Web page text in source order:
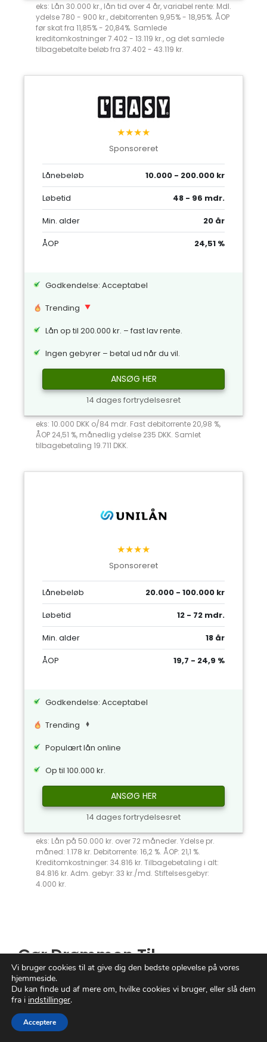
eks: Lån 30.000 kr., lån tid over 4 år, variabel rente: Mdl.
ydelse 780 - 900 kr., debitorrenten 9,95% - 18,95%. ÅOP
før skat fra 11,85% - 20,84%. Samlede
kreditomkostninger 7.402 - 13.119 kr., og det samlede
tilbagebetalte beløb fra 37.402 - 43.119 kr.
★★★★
Sponsoreret
Lånebeløb
10.000 - 200.000 kr
Løbetid
48 - 96 mdr.
Min. alder
20 år
ÅOP
24,51 %
Godkendelse: Acceptabel
Trending
Lån op til 200.000 kr. – fast lav rente.
Ingen gebyrer – betal ud når du vil.
ANSØG HER
14 dages fortrydelsesret
eks: 10.000 DKK o/84 mdr. Fast debitorrente 20,98 %,
ÅOP 24,51 %, månedlig ydelse 235 DKK. Samlet
tilbagebetaling 19.711 DKK.
★★★★
Sponsoreret
Lånebeløb
20.000 - 100.000 kr
Løbetid
12 - 72 mdr.
Min. alder
18 år
ÅOP
19,7 - 24,9 %
Godkendelse: Acceptabel
Trending
Populært lån online
Op til 100.000 kr.
ANSØG HER
14 dages fortrydelsesret
eks: Lån på 50.000 kr. over 72 måneder. Ydelse pr.
måned: 1.178 kr. Debitorrente: 16,2 %. ÅOP: 21,1 %.
Kreditomkostninger: 34.816 kr. Tilbagebetaling i alt:
84.816 kr. Adm. gebyr: 33 kr./md. Stiftelsesgebyr:
4.000 kr.
Gør Drømmen Til
Virkelighed MedBillån Elbil
Forestil dig friheden ved at glide stille og
roligt ned ad vejen, omgivet af ren
innovation og avanceret teknologi. Dette er
Vi bruger cookies til at give dig den bedste oplevelse på vores
hjemmeside.
Du kan finde ud af mere om, hvilke cookies vi bruger, eller slå dem
fra i indstillinger.
Acceptere